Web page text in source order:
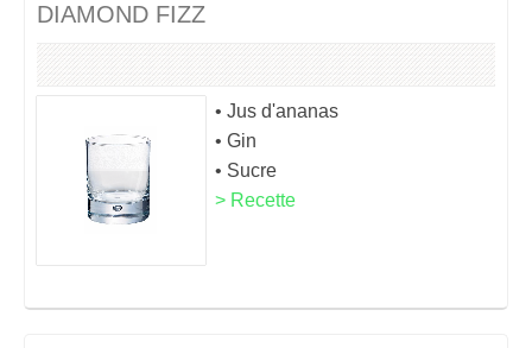
DIAMOND FIZZ
• Jus d'ananas
• Gin
• Sucre
> Recette